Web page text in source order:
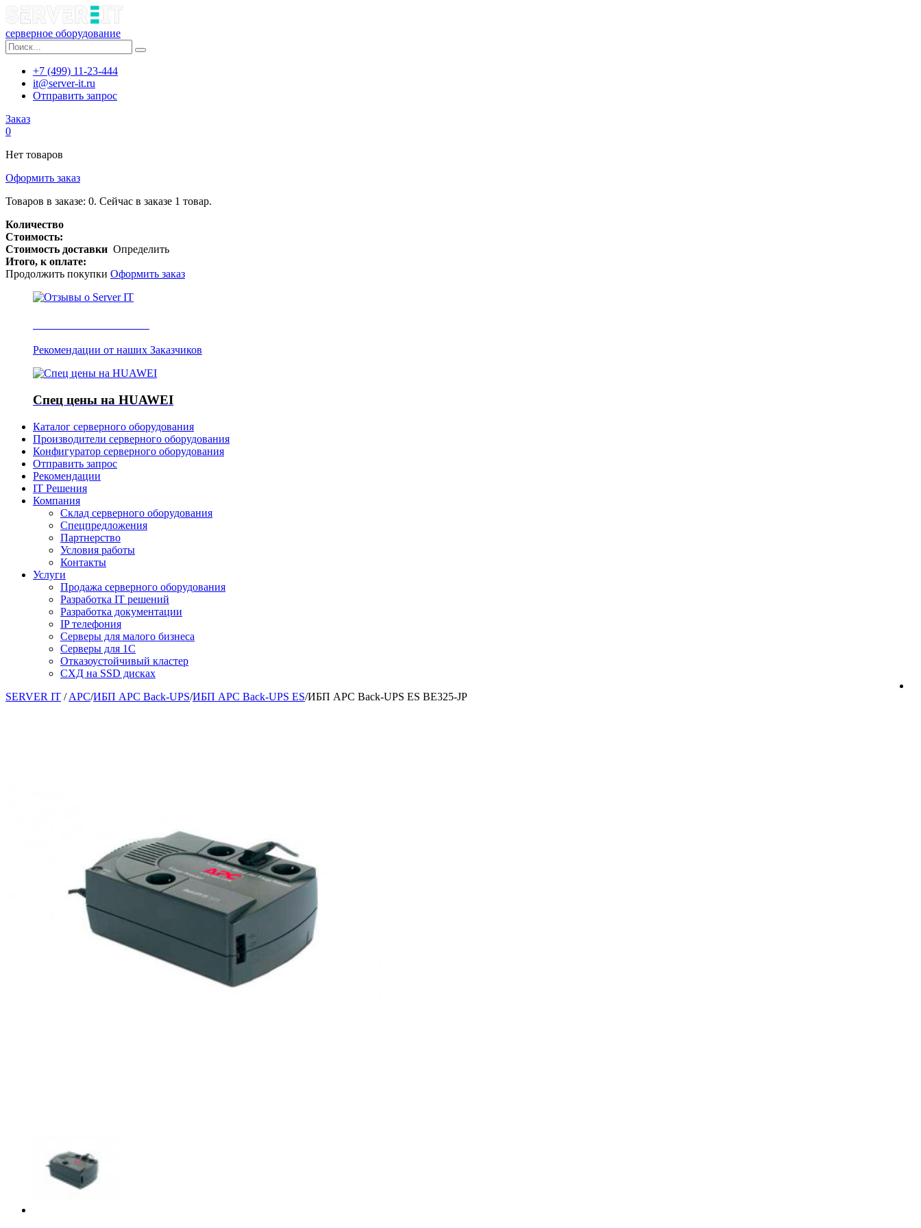
серверное оборудование
+7 (499) 11-23-444
it@server-it.ru
Отправить запрос
Заказ
0
Нет товаров
Оформить заказ
Товаров в заказе: 0. Сейчас в заказе 1 товар.
Количество
Стоимость:
Стоимость доставки Определить
Итого, к оплате:
Продолжить покупки Оформить заказ
Рекомендации от наших Заказчиков
Спец цены на HUAWEI
Каталог серверного оборудования
Производители серверного оборудования
Конфигуратор серверного оборудования
Отправить запрос
Рекомендации
IT Решения
Компания
Склад серверного оборудования
Спецпредложения
Партнерство
Условия работы
Контакты
Услуги
Продажа серверного оборудования
Разработка IT решений
Разработка документации
IP телефония
Серверы для малого бизнеса
Серверы для 1С
Отказоустойчивый кластер
СХД на SSD дисках
SERVER IT / APC/ИБП APC Back-UPS/ИБП APC Back-UPS ES/ИБП APC Back-UPS ES BE325-JP